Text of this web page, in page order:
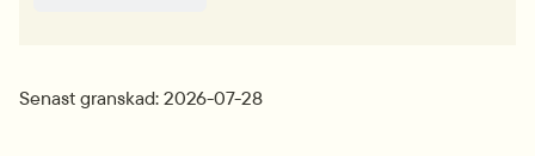
Senast granskad: 2026-07-28